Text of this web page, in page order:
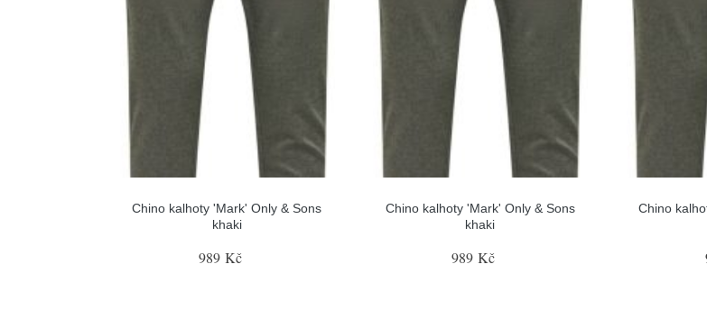
Chino kalhoty 'Mark' Only & Sons
khaki
989 Kč
Chino kalhoty 'Mark' Only & Sons
khaki
989 Kč
Chino